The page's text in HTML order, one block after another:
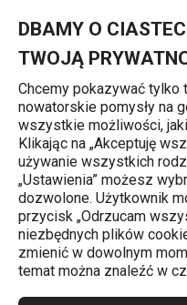
DBAMY O
TWOJĄ
Chcemy pokazywać tylko
nowatorskie pomysły na
wszystkie możliwości,
Klikając na „Akceptuję
używanie wszystkich
„Ustawienia” możesz
dozwolone. Użytkownik
przycisk „Odrzucam
niezbędnych plików
zmienić w dowolnym
temat można znaleźć w
Strona główna
Garnek